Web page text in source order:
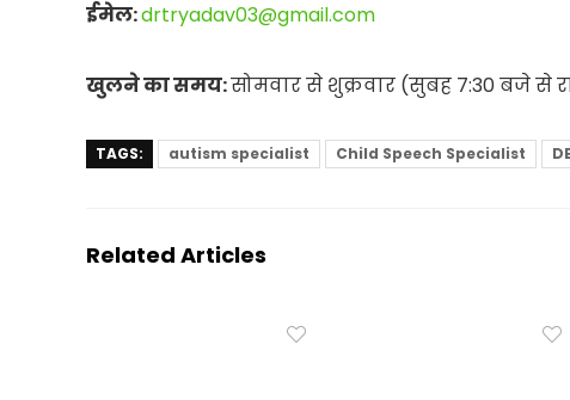
ईमेल:drtryadav03@gmail.com
खुलने का समय:सोमवार से शुक्रवार (सुबह 7:30 बजे से
TAGS: autism specialist Child Speech Specialist
Related Articles